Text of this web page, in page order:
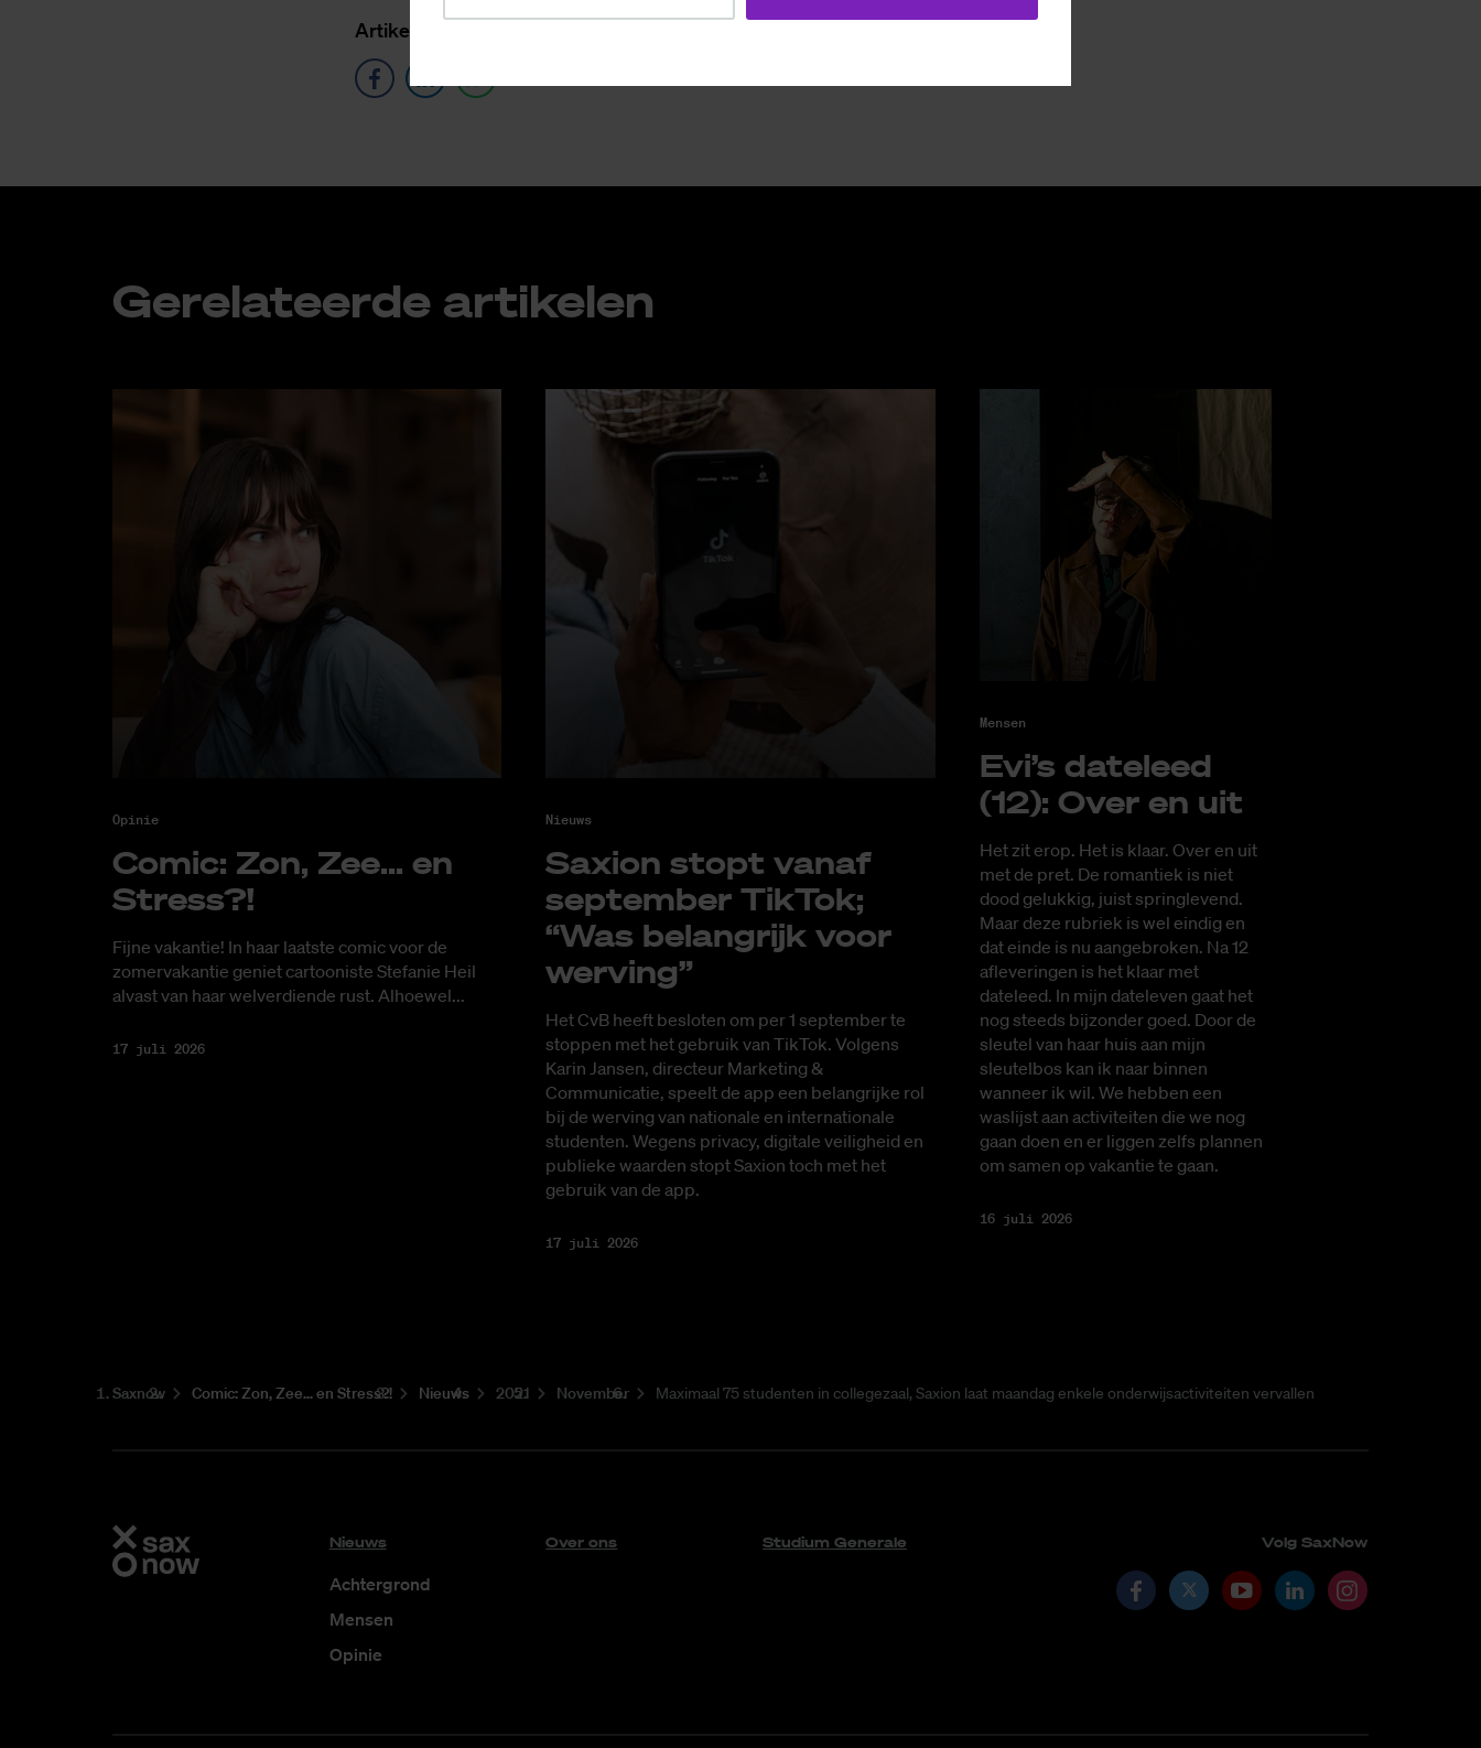
Ar­ti­kel de­len op
Ge­re­la­teer­de ar­ti­ke­len
Opinie
Co­mic: Zon, Zee... en
Stress?!
Fijne vakantie! In haar laatste comic voor de
zomervakantie geniet cartooniste Stefanie Heil
alvast van haar welverdiende rust. Alhoewel...
17 juli 2026
Nieuws
Saxi­on stopt van­af
sep­tem­ber Tik­Tok;
“Was be­lang­rijk voor
wer­ving”
Het CvB heeft besloten om per 1 september te
stoppen met het gebruik van TikTok. Volgens
Karin Jansen, directeur Marketing &
Communicatie, speelt de app een belangrijke rol
bij de werving van nationale en internationale
studenten. Wegens privacy, digitale veiligheid en
publieke waarden stopt Saxion toch met het
gebruik van de app.
17 juli 2026
Mensen
Evi’s da­te­leed
(12): Over en uit
Het zit erop. Het is klaar. Over en uit
met de pret. De romantiek is niet
dood gelukkig, juist springlevend.
Maar deze rubriek is wel eindig en
dat einde is nu aangebroken. Na 12
afleveringen is het klaar met
dateleed. In mijn dateleven gaat het
nog steeds bijzonder goed. Door de
sleutel van haar huis aan mijn
sleutelbos kan ik naar binnen
wanneer ik wil. We hebben een
waslijst aan activiteiten die we nog
gaan doen en er liggen zelfs plannen
om samen op vakantie te gaan.
16 juli 2026
Saxnow Co­mic: Zon, Zee... en Stress?! Nieuws 2021 November Maximaal 75 studenten in collegezaal, Saxion laat maandag enkele onderwijsactiviteiten vervallen
Nieuws
Achtergrond
Mensen
Opinie
Over ons Studium Generale Volg SaxNow